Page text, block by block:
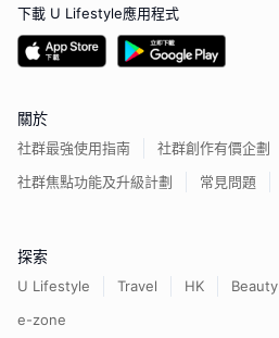
下載 U Lifestyle應用程式
關於
社群最強使用指南
社群創作有價企劃
社群焦點功能及升級計劃
常見問題
探索
U Lifestyle Travel HK Beauty
e-zone